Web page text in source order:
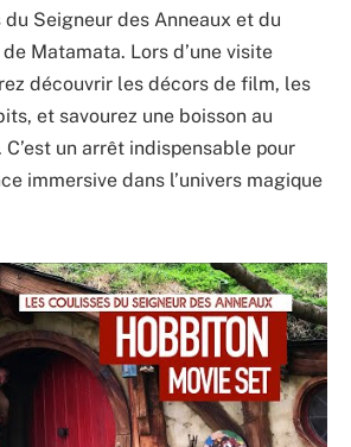
Seigneur des Anneaux et du
Matamata. Lors d’une visite
découvrir les décors de film, les
et savourez une boisson au
C’est un arrêt indispensable pour
immersive dans l’univers magique